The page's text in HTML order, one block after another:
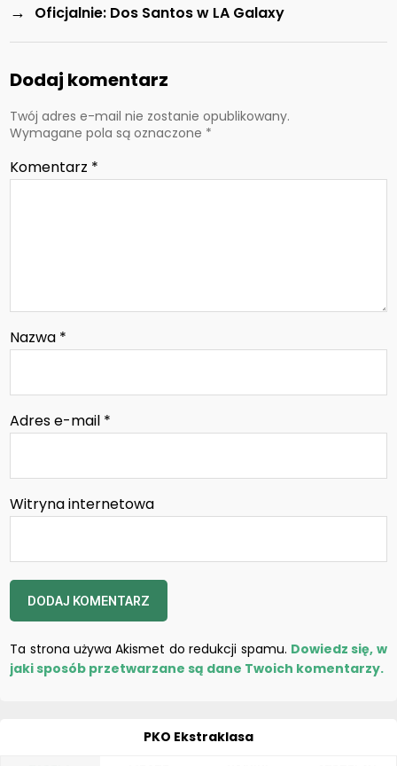
→ Oficjalnie: Dos Santos w LA Galaxy
Dodaj komentarz
Twój adres e-mail nie zostanie opublikowany.
Wymagane pola są oznaczone *
Komentarz *
Nazwa *
Adres e-mail *
Witryna internetowa
Ta strona używa Akismet do redukcji spamu. Dowiedz się, w
jaki sposób przetwarzane są dane Twoich komentarzy.
PKO Ekstraklasa